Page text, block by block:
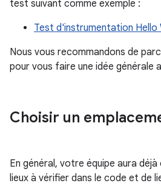
test suivant comme exemple :
Test d'instrumentation Hello
Nous vous recommandons de
pour vous faire une idée générale
Choisir un
En général, votre équipe aura
lieux à vérifier dans le code et de